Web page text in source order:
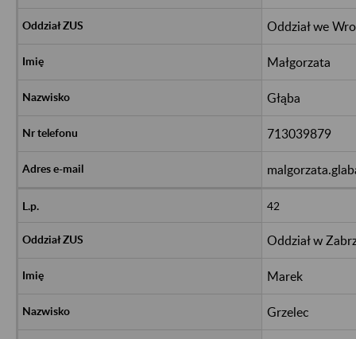
Oddział we
Małgorzata
Głąba
713039879
42
Oddział w
Marek
Grzelec